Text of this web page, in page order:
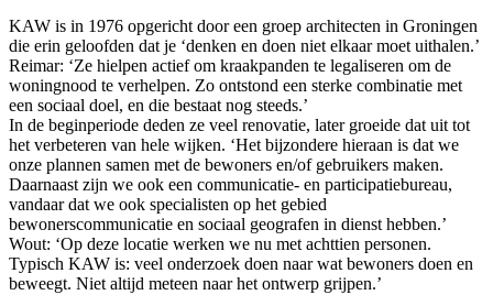
KAW is in 1976 opgericht door een groep architecten in Groningen
die erin geloofden dat je ‘denken en doen niet elkaar moet uithalen.’
Reimar: ‘Ze hielpen actief om kraakpanden te legaliseren om de
woningnood te verhelpen. Zo ontstond een sterke combinatie met
een sociaal doel, en die bestaat nog steeds.’
In de beginperiode deden ze veel renovatie, later groeide dat uit tot
het verbeteren van hele wijken. ‘Het bijzondere hieraan is dat we
onze plannen samen met de bewoners en/of gebruikers maken.
Daarnaast zijn we ook een communicatie- en participatiebureau,
vandaar dat we ook specialisten op het gebied
bewonerscommunicatie en sociaal geografen in dienst hebben.’
Wout: ‘Op deze locatie werken we nu met achttien personen.
Typisch KAW is: veel onderzoek doen naar wat bewoners doen en
beweegt. Niet altijd meteen naar het ontwerp grijpen.’